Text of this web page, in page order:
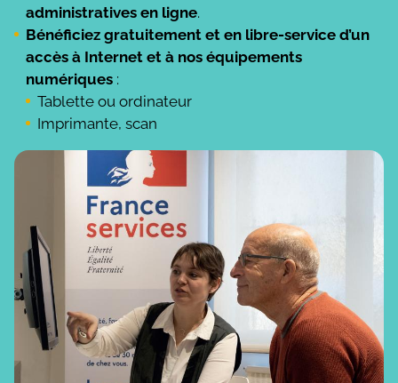
administratives en ligne.
Bénéficiez gratuitement et en libre-service d’un
accès à Internet et à nos équipements
numériques :
Tablette ou ordinateur
Imprimante, scan